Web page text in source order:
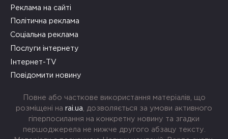
Реклама на сайті
Політична реклама
Соціальна реклама
Послуги інтернету
Інтернет-TV
Повідомити новину
Повне або часткове використання матеріалів, що
розміщені на rai.ua , дозволяється за умови активного
гіперпосилання на конкретну новину та згадки
першоджерела не нижче другого абзацу тексту.